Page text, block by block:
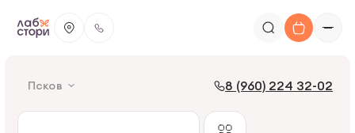
Псков 8 (960) 224 32-02